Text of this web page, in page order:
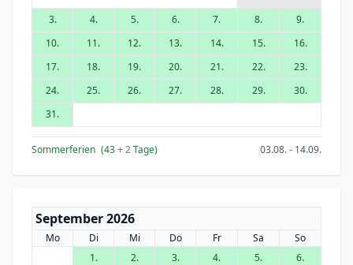
3.
4. 5. 6. 7. 8.
9.
10.
11. 12. 13. 14. 15.
16.
17.
18. 19. 20. 21. 22.
23.
24.
25. 26. 27. 28. 29.
30.
31.
Sommerferien (43+ 2Tage) 03.08. - 14.09.
September 2026
Mo Di Mi Do Fr Sa
So
1.
2. 3. 4. 5.
6.